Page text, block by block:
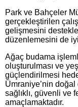
Park ve Bahçeler
gerçekleştirilen
gelişmesini
düzenlemesini de
Ağaç budama
oluşturulması ve
güçlendirilmesi
Ümraniye’nin
sağlıklı, güvenli ve
amaçlamaktadır.